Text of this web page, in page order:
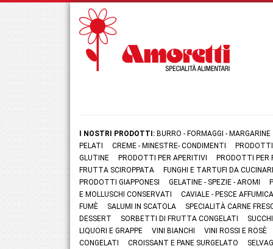
I NOSTRI PRODOTTI: BURRO - FORMAGGI - MARGARINE
PELATI
CREME - MINESTRE- CONDIMENTI
GLUTINE
PRODOTTI PER APERITIVI
PRODOTTI PER
FRUTTA SCIROPPATA
FUNGHI E TARTUFI DA
PRODOTTI GIAPPONESI
GELATINE - SPEZIE - AROMI
E MOLLUSCHI CONSERVATI
CAVIALE - PESCE
FUMÈ
SALUMI IN SCATOLA
SPECIALITÀ CARNE
DESSERT
SORBETTI DI FRUTTA CONGELATI
LIQUORI E GRAPPE
VINI BIANCHI
VINI ROSSI E ROSÈ
CONGELATI
CROISSANT E PANE SURGELATO